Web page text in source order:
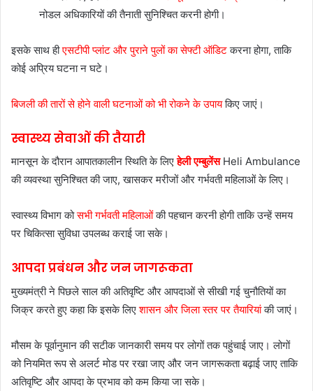
नोडल अधिकारियों की तैनाती सुनिश्चित करनी होगी।
इसके साथ हीएसटीपी प्लांट और पुराने पुलों का सेफ्टी ऑडिटकरना होगा, ताकि
कोई अप्रिय घटना न घटे।
बिजली की तारों से होने वाली घटनाओं को भी रोकने के उपायकिए जाएं।
स्वास्थ्य सेवाओं की तैयारी
मानसून के दौरान आपातकालीन स्थिति के लिएहेली एम्बुलेंस Heli Ambulance
की व्यवस्था सुनिश्चित की जाए, खासकर मरीजों और गर्भवती महिलाओं के लिए।
स्वास्थ्य विभाग कोसभी गर्भवती महिलाओंकी पहचान करनी होगी ताकि उन्हें समय
पर चिकित्सा सुविधा उपलब्ध कराई जा सके।
आपदा प्रबंधन और जन जागरूकता
मुख्यमंत्री ने पिछले साल की अतिवृष्टि और आपदाओं से सीखी गई चुनौतियों का
जिक्र करते हुए कहा कि इसके लिएशासन और जिला स्तर पर तैयारियांकी जाएं।
मौसम के पूर्वानुमान की सटीक जानकारी समय पर लोगों तक पहुंचाई जाए। लोगों
को नियमित रूप से अलर्ट मोड पर रखा जाए और जन जागरूकता बढ़ाई जाए ताकि
अतिवृष्टि और आपदा के प्रभाव को कम किया जा सके।